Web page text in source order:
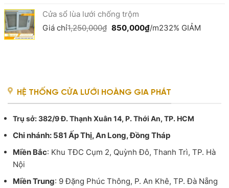
1,250,000₫.
800,000₫.
Cửa sổ lùa lưới chống trộm
Giá chỉ1,250,000₫ Giá
850,000₫Giá
/m232% GIẢM
HỆ THỐNG CỬA LƯỚI HOÀNG GIA PHÁT
Trụ sở: 382/9 Đ. Thạnh Xuân 14, P. Thới An, TP. HCM
Chi nhánh: 581 Ấp Thị, An Long, Đồng Tháp
Miền Bắc: Khu TĐC Cụm 2, Quỳnh Đô, Thanh Trì, TP. Hà
Nội
Miền Trung: 9 Đặng Phúc Thông, P. An Khê, TP. Đà Nẵng